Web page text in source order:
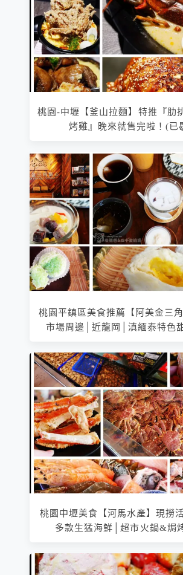
桃園-中壢【釜山拉麵】特推『肋
烤雞』晚來就售完啦！(已
桃園平鎮區美食推薦【阿美金三
市場周邊│近龍岡│滇緬泰特色
桃園中壢美食【河馬水產】現撈
多款生猛海鮮│超市火鍋&焗